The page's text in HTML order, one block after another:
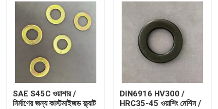
ফ্ল্যাট স্টীল ওয়াশার
শক্ত ইস্পাত ওয়াশার
কাঠামোগত ইস্পাত ওয়াশার
ভারী ওয়াশিং মেশিন
SAE S45C ওয়াশার /
নির্মাণের জন্য কাস্টমাইজড ফ্ল্যাট
DIN6916 HV300 /
HRC35-45 ওয়াশিং মেশিন /